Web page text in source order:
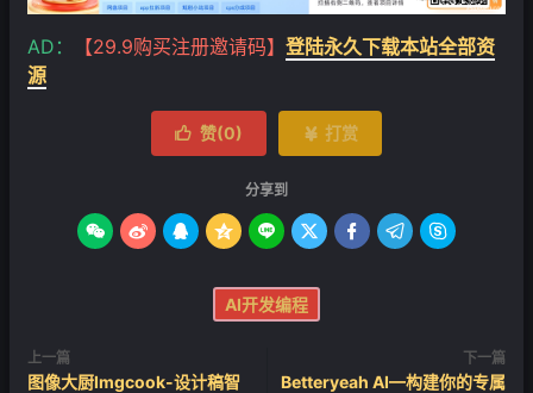
AD： 【29.9购买注册邀请码】 登陆永久下载本站全部资
源
 赞(0)  打赏
分享到
        
AI开发编程
上一篇
图像大厨Imgcook-设计稿智
下一篇
Betteryeah AI—构建你的专属